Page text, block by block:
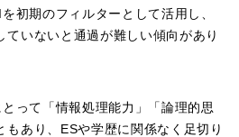
初期のフィルターとして活用し、
ていないと通過が難しい傾向があり
って「情報処理能力」「論理的思
もあり、ESや学歴に関係なく足切り